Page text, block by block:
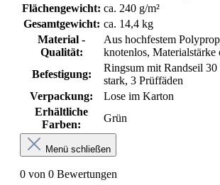
Flächengewicht: ca. 240 g/m²
Gesamtgewicht: ca. 14,4 kg
Material -
Qualität:
Aus hochfestem
knotenlos, Materialstärke
Befestigung:
Ringsum mit Randseil
stark, 3 Prüffäden
Verpackung:
Lose im Karton
Erhältliche
Farben:
Grün
Menü schließen
0 von 0 Bewertungen